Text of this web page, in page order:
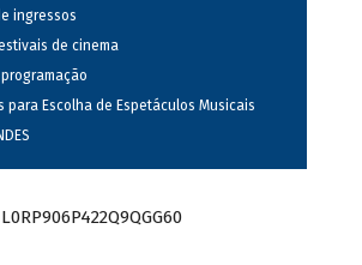
ingressos
de cinema
para Escolha de Espetáculos Musicais